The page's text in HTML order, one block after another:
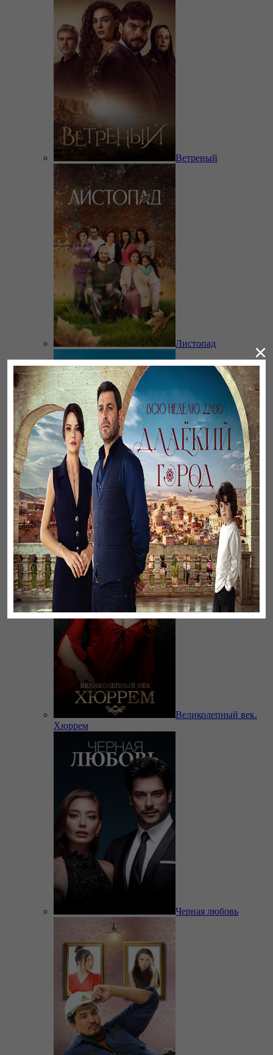
Ветреный
Листопад
Бауырлар
Великолепный век.
Хюррем
Черная любовь
×